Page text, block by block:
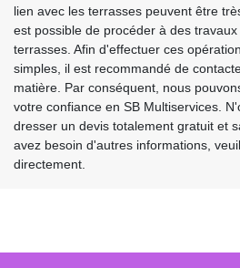
lien avec les terrasses peuvent être
est possible de procéder à des
terrasses. Afin d'effectuer ces
simples, il est recommandé de
matière. Par conséquent, nous
votre confiance en SB Multiservices.
dresser un devis totalement gratuit et
avez besoin d'autres informations,
directement.